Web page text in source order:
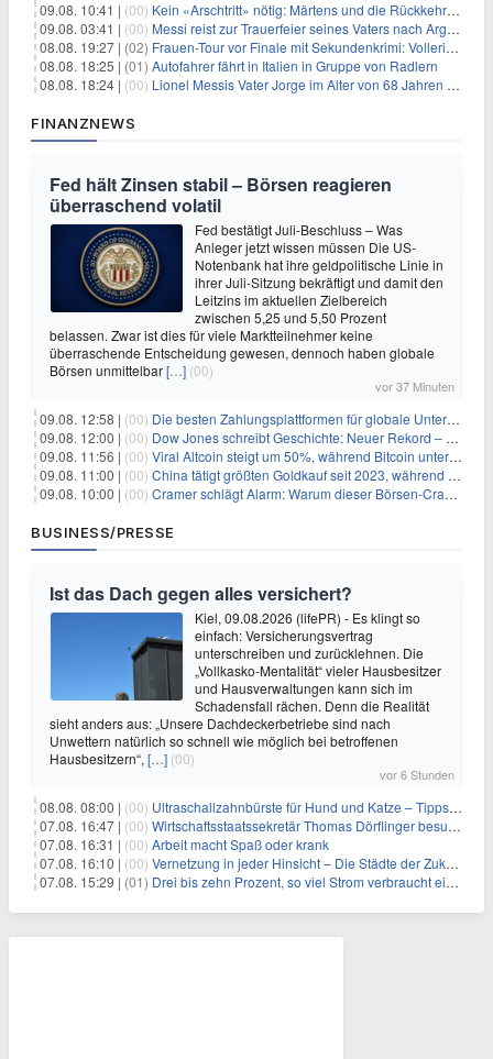
09.08. 10:41 | (00) Kein «Arschtritt» nötig: Märtens und die Rückkehr nach Paris
09.08. 03:41 | (00) Messi reist zur Trauerfeier seines Vaters nach Argentinien
08.08. 19:27 | (02) Frauen-Tour vor Finale mit Sekundenkrimi: Vollering in Gelb
08.08. 18:25 | (01) Autofahrer fährt in Italien in Gruppe von Radlern
08.08. 18:24 | (00) Lionel Messis Vater Jorge im Alter von 68 Jahren gestorben
FINANZNEWS
Fed hält Zinsen stabil – Börsen reagieren
überraschend volatil
Fed bestätigt Juli-Beschluss – Was
Anleger jetzt wissen müssen Die US-
Notenbank hat ihre geldpolitische Linie in
ihrer Juli-Sitzung bekräftigt und damit den
Leitzins im aktuellen Zielbereich
zwischen 5,25 und 5,50 Prozent
belassen. Zwar ist dies für viele Marktteilnehmer keine
überraschende Entscheidung gewesen, dennoch haben globale
Börsen unmittelbar[…] (00)
vor 37 Minuten
09.08. 12:58 | (00) Die besten Zahlungsplattformen für globale Unternehmen im Jahr 2026
09.08. 12:00 | (00) Dow Jones schreibt Geschichte: Neuer Rekord – und Amazon knackt die nächste Billionen-Marke
09.08. 11:56 | (00) Viral Altcoin steigt um 50%, während Bitcoin unter $65.000 fällt
09.08. 11:00 | (00) China tätigt größten Goldkauf seit 2023, während Goldpreis um 8% steigt
09.08. 10:00 | (00) Cramer schlägt Alarm: Warum dieser Börsen-Crash die beste Einstiegschance seit Monaten ist
BUSINESS/PRESSE
Ist das Dach gegen alles versichert?
Kiel, 09.08.2026 (lifePR) - Es klingt so
einfach: Versicherungsvertrag
unterschreiben und zurücklehnen. Die
„Vollkasko-Mentalität“ vieler Hausbesitzer
und Hausverwaltungen kann sich im
Schadensfall rächen. Denn die Realität
sieht anders aus: „Unsere Dachdeckerbetriebe sind nach
Unwettern natürlich so schnell wie möglich bei betroffenen
Hausbesitzern“, […] (00)
vor 6 Stunden
08.08. 08:00 | (00) Ultraschallzahnbürste für Hund und Katze – Tipps zur erfolgreichen Eingewöhnung
07.08. 16:47 | (00) Wirtschaftsstaatssekretär Thomas Dörflinger besucht Handwerksbetrieb im Kammerbezirk Freiburg
07.08. 16:31 | (00) Arbeit macht Spaß oder krank
07.08. 16:10 | (00) Vernetzung in jeder Hinsicht – Die Städte der Zukunft sind grün-blau
07.08. 15:29 | (01) Drei bis zehn Prozent, so viel Strom verbraucht ein Aufzug im Gebäude